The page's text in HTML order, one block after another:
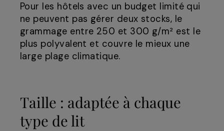
Pour les hôtels avec un budget limité qui
ne peuvent pas gérer deux stocks, le
grammage entre 250 et 300 g/m² est le
plus polyvalent et couvre le mieux une
large plage climatique.
Taille : adaptée à chaque
type de lit